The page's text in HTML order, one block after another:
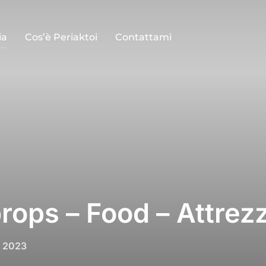
Cos’è Periaktoi Contattami
– Food –
2023